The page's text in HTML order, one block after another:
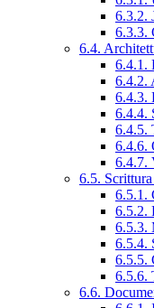
6.3.2.
6.3.3.
6.4.
6.4.1.
6.4.2.
6.4.3.
6.4.4.
6.4.5.
6.4.6.
6.4.7.
6.5.
6.5.1.
6.5.2.
6.5.3.
6.5.4.
6.5.5.
6.5.6.
6.6.